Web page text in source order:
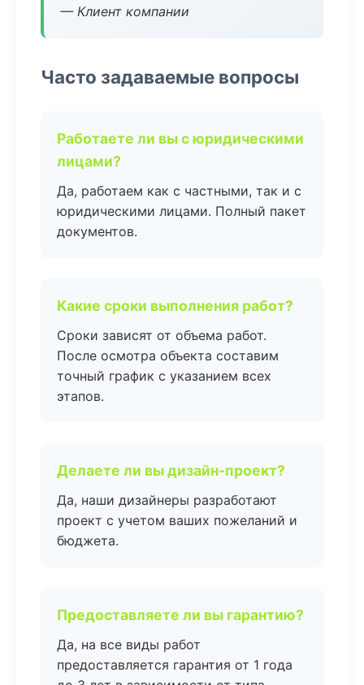
— Клиент компании
Часто задаваемые вопросы
Работаете ли вы с юридическими
лицами?
Да, работаем как с частными, так и с
юридическими лицами. Полный пакет
документов.
Какие сроки выполнения работ?
Сроки зависят от объема работ.
После осмотра объекта составим
точный график с указанием всех
этапов.
Делаете ли вы дизайн-проект?
Да, наши дизайнеры разработают
проект с учетом ваших пожеланий и
бюджета.
Предоставляете ли вы гарантию?
Да, на все виды работ
предоставляется гарантия от 1 года